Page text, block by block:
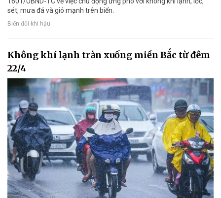
sét, mưa đá và gió mạnh trên biển.
Biến đổi khí hậu
Không khí lạnh tràn xuống miền Bắc từ đêm
22/4